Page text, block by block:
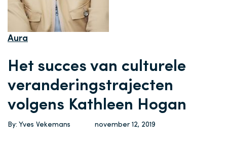
Aura
Het succes van culturele
veranderingstrajecten
volgens Kathleen Hogan
By: Yves Vekemans november 12, 2019